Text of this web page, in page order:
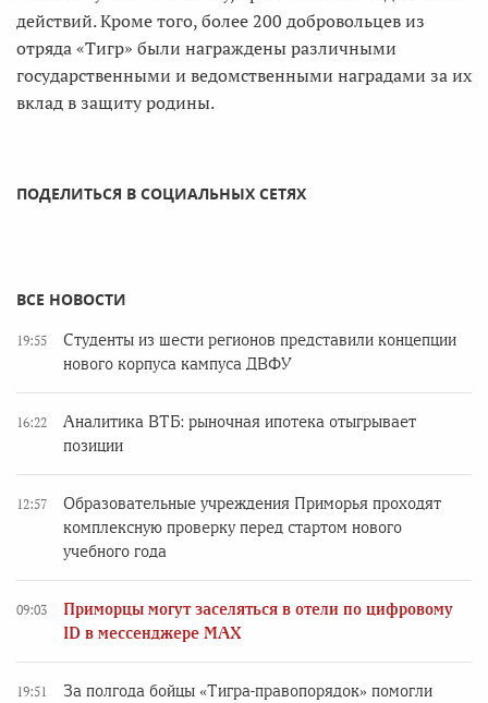
действий. Кроме того, более 200 добровольцев из
отряда «Тигр» были награждены различными
государственными и ведомственными наградами за их
вклад в защиту родины.
ПОДЕЛИТЬСЯ В СОЦИАЛЬНЫХ СЕТЯХ
ВСЕ НОВОСТИ
19:55
Студенты из шести регионов представили концепции
нового корпуса кампуса ДВФУ
16:22
Аналитика ВТБ: рыночная ипотека отыгрывает
позиции
12:57
Образовательные учреждения Приморья проходят
комплексную проверку перед стартом нового
учебного года
09:03
Приморцы могут заселяться в отели по цифровому
ID в мессенджере MAX
19:51
За полгода бойцы «Тигра-правопорядок» помогли